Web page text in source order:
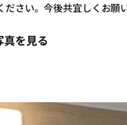
ださい。今後共宜しくお願
真を見る